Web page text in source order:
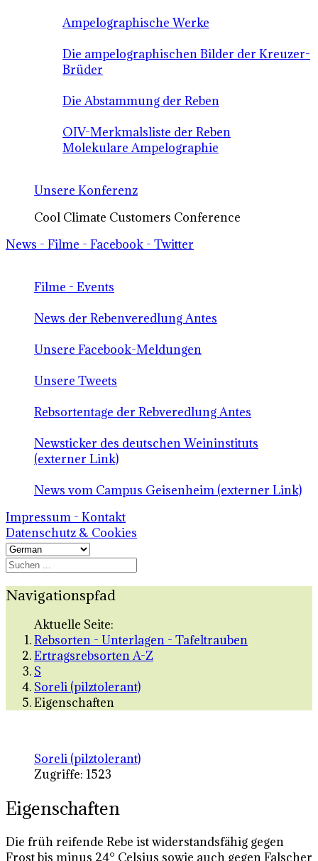
Ampelographische Werke
Die ampelographischen Bilder der Kreuzer-
Brüder
Die Abstammung der Reben
OIV-Merkmalsliste der Reben
Molekulare Ampelographie
Unsere Konferenz
Cool Climate Customers Conference
News - Filme - Facebook - Twitter
Filme - Events
News der Rebenveredlung Antes
Unsere Facebook-Meldungen
Unsere Tweets
Rebsortentage der Rebveredlung Antes
Newsticker des deutschen Weininstituts
(externer Link)
News vom Campus Geisenheim (externer Link)
Impressum - Kontakt
Datenschutz & Cookies
Navigationspfad
Aktuelle Seite:
Rebsorten - Unterlagen - Tafeltrauben
Ertragsrebsorten A-Z
S
Soreli (pilztolerant)
Eigenschaften
Soreli (pilztolerant)
Zugriffe: 1523
Eigenschaften
Die früh reifende Rebe ist widerstandsfähig gegen
Frost bis minus 24° Celsius sowie auch gegen Falscher